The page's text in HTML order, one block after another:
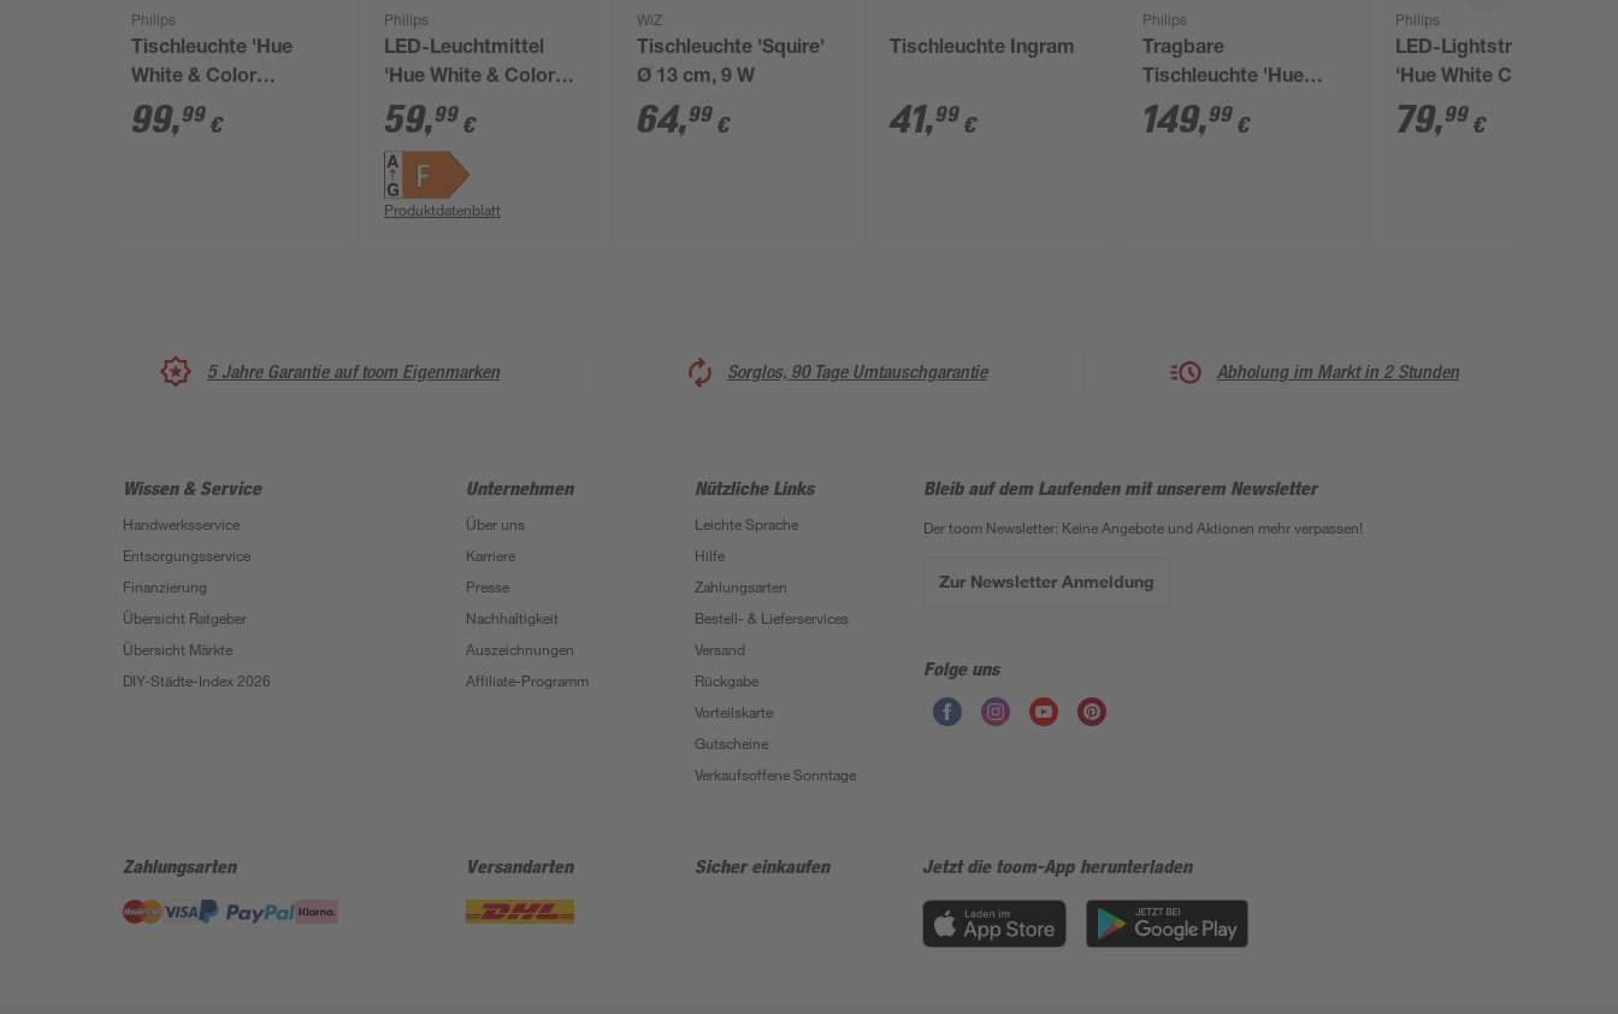
Philips
Tischleuchte 'Hue
White & Color
Ambiance' Iris, weiß
99,99 €
Philips
LED-Leuchtmittel
'Hue White & Color
Ambiance' dimmbar
matt E27 9 W 800 lm
warmweiß bis
tageslichtweiß
59,99 €
Produktdatenblatt
WiZ
Tischleuchte 'Squire'
Ø 13 cm, 9 W
64,99 €
Tischleuchte Ingram
41,99 €
Philips
Tragbare
Tischleuchte 'Hue
White & Col. Amb. Go'
weiß 370 lm
149,99 €
Philips
LED-Lightstrip Plus
'Hue White Color &
Ambiance' Basis 2 m
1600 lm inkl. Netzteil
79,99 €
5 Jahre Garantie auf toom Eigenmarken Sorglos, 90 Tage Umtauschgarantie Abholung im Markt in 2 Stunden
Wissen & Service
Handwerksservice
Entsorgungsservice
Finanzierung
Übersicht Ratgeber
Übersicht Märkte
DIY-Städte-Index 2026
Unternehmen
Über uns
Karriere
Presse
Nachhaltigkeit
Auszeichnungen
Affiliate-Programm
Nützliche Links
Leichte Sprache
Hilfe
Zahlungsarten
Bestell- & Lieferservices
Versand
Rückgabe
Vorteilskarte
Gutscheine
Verkaufsoffene Sonntage
Bleib auf dem Laufenden mit unserem Newsletter
Der toom Newsletter: Keine Angebote und Aktionen mehr verpassen!
Zur Newsletter Anmeldung
Folge uns
Zahlungsarten Versandarten Sicher einkaufen Jetzt die toom-App herunterladen